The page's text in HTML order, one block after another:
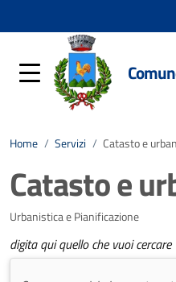
Home / Servizi / Catasto e
Catasto e
Urbanistica e Pianificazione
digita qui quello che vuoi cercare